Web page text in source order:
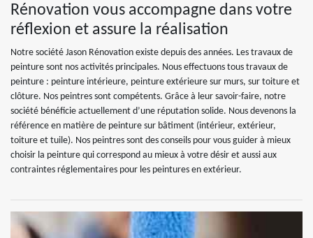
Rénovation vous accompagne dans votre
réflexion et assure la réalisation
Notre société Jason Rénovation existe depuis des années. Les travaux de
peinture sont nos activités principales. Nous effectuons tous travaux de
peinture : peinture intérieure, peinture extérieure sur murs, sur toiture et
clôture. Nos peintres sont compétents. Grâce à leur savoir-faire, notre
société bénéficie actuellement d’une réputation solide. Nous devenons la
référence en matière de peinture sur bâtiment (intérieur, extérieur,
toiture et tuile). Nos peintres sont des conseils pour vous guider à mieux
choisir la peinture qui correspond au mieux à votre désir et aussi aux
contraintes réglementaires pour les peintures en extérieur.